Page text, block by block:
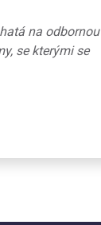
na odbornou
se kterými se